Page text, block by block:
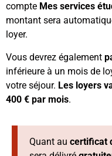
compte Mes services
montant sera
loyer.
Vous devrez également
inférieure à un mois de
votre séjour. Les loyers
400 € par mois.
Quant au certificat